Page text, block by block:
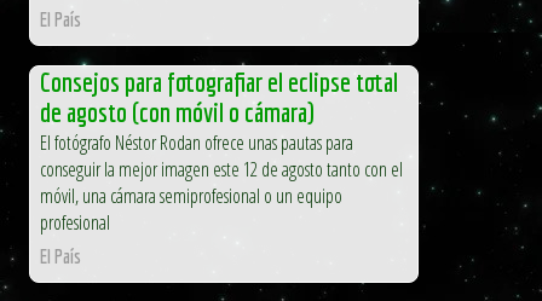
El País
Consejos para fotografiar el eclipse total
de agosto (con móvil o cámara)
El fotógrafo Néstor Rodan ofrece unas pautas para
conseguir la mejor imagen este 12 de agosto tanto con el
móvil, una cámara semiprofesional o un equipo
profesional
El País